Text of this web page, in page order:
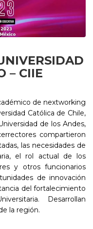
– CIIE
de nextworking
Católica de Chile,
de los Andes,
compartieron
las necesidades de
el rol actual de los
y otros funcionarios
de innovación
del fortalecimiento
Desarrollan
la región.